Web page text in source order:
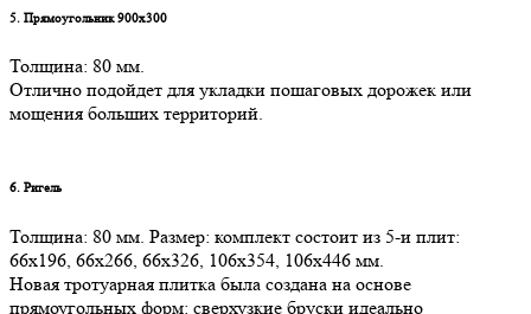
5. Прямоугольник 900х300
Толщина: 80 мм.
Отлично подойдет для укладки пошаговых дорожек или
мощения больших территорий.
6. Ригель
Толщина: 80 мм. Размер: комплект состоит из 5-и плит:
66х196, 66х266, 66х326, 106х354, 106х446 мм.
Новая тротуарная плитка была создана на основе
прямоугольных форм: сверхузкие бруски идеально